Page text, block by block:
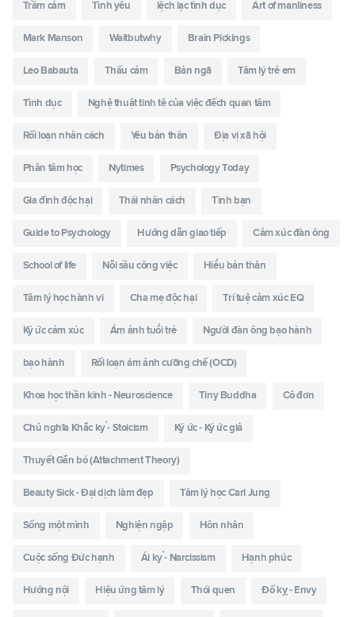
Trầm cảm Tình yêu lệch lạc tình dục Art of manliness
Mark Manson Waitbutwhy Brain Pickings
Leo Babauta Thấu cảm Bản ngã Tâm lý trẻ em
Tình dục Nghệ thuật tinh tê của việc đếch quan tâm
Rối loạn nhân cách Yêu bản thân Địa vị xã hội
Phân tâm học Nytimes Psychology Today
Gia đình độc hại Thái nhân cách Tình bạn
Guide to Psychology Hướng dẫn giao tiếp Cảm xúc đàn ông
School of life Nỗi sầu công việc Hiểu bản thân
Tâm lý học hành vi Cha mẹ độc hại Trí tuệ cảm xúc EQ
Ký ức cảm xúc Ám ảnh tuổi trẻ Người đàn ông bạo hành
bạo hành Rối loạn ám ảnh cưỡng chế (OCD)
Khoa học thần kinh - Neuroscience Tiny Buddha Cô đơn
Chủ nghĩa Khắc kỷ - Stoicism Ký ức - Ký ức giả
Thuyết Gắn bó (Attachment Theory)
Beauty Sick - Đại dịch làm đẹp Tâm lý học Carl Jung
Sống một mình Nghiện ngập Hôn nhân
Cuộc sống Đức hạnh Ái kỷ - Narcissism Hạnh phúc
Hướng nội Hiệu ứng tâm lý Thói quen Đố kỵ - Envy